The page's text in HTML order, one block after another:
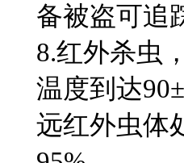
备被盗可追
8.红外杀虫
温度到达
远红外虫体